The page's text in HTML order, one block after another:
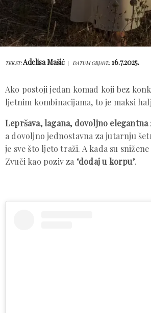
TEKST:Adelisa Mašić DATUM OBJAVE: 16.7.2025.
Ako postoji jedan komad koji bez
ljetnim kombinacijama, to je maksi
Lepršava, lagana, dovoljno elegantna
a dovoljno jednostavna za jutarnju
je sve što ljeto traži. A kada su
Zvuči kao poziv za ‘dodaj u korpu’.